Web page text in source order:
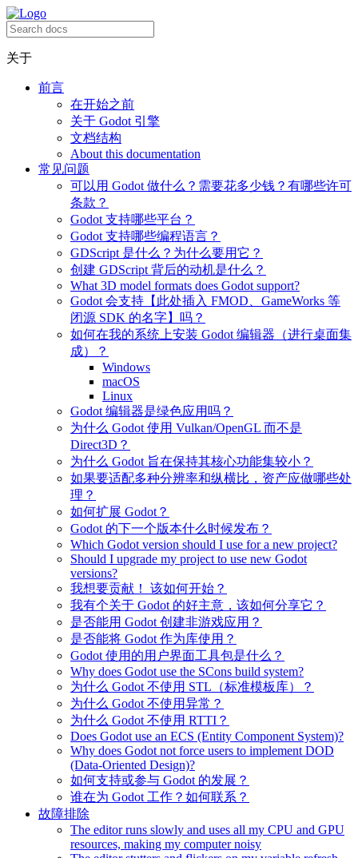
关于
前言
在开始之前
关于 Godot 引擎
文档结构
About this documentation
常见问题
可以用 Godot 做什么？需要花多少钱？有哪些许可
条款？
Godot 支持哪些平台？
Godot 支持哪些编程语言？
GDScript 是什么？为什么要用它？
创建 GDScript 背后的动机是什么？
What 3D model formats does Godot support?
Godot 会支持【此处插入 FMOD、GameWorks 等
闭源 SDK 的名字】吗？
如何在我的系统上安装 Godot 编辑器（进行桌面集
成）？
Windows
macOS
Linux
Godot 编辑器是绿色应用吗？
为什么 Godot 使用 Vulkan/OpenGL 而不是
Direct3D？
为什么 Godot 旨在保持其核心功能集较小？
如果要适配多种分辨率和纵横比，资产应做哪些处
理？
如何扩展 Godot？
Godot 的下一个版本什么时候发布？
Which Godot version should I use for a new project?
Should I upgrade my project to use new Godot
versions?
我想要贡献！ 该如何开始？
我有个关于 Godot 的好主意，该如何分享它？
是否能用 Godot 创建非游戏应用？
是否能将 Godot 作为库使用？
Godot 使用的用户界面工具包是什么？
Why does Godot use the SCons build system?
为什么 Godot 不使用 STL（标准模板库）？
为什么 Godot 不使用异常？
为什么 Godot 不使用 RTTI？
Does Godot use an ECS (Entity Component System)?
Why does Godot not force users to implement DOD
(Data-Oriented Design)?
如何支持或参与 Godot 的发展？
谁在为 Godot 工作？如何联系？
故障排除
The editor runs slowly and uses all my CPU and GPU
resources, making my computer noisy